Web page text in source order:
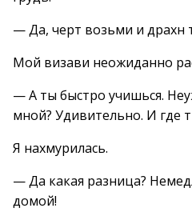
— Да, черт возьми и драхн
Мой визави неожиданно
— А ты быстро учишься.
мной? Удивительно. И где
Я нахмурилась.
— Да какая разница?
домой!